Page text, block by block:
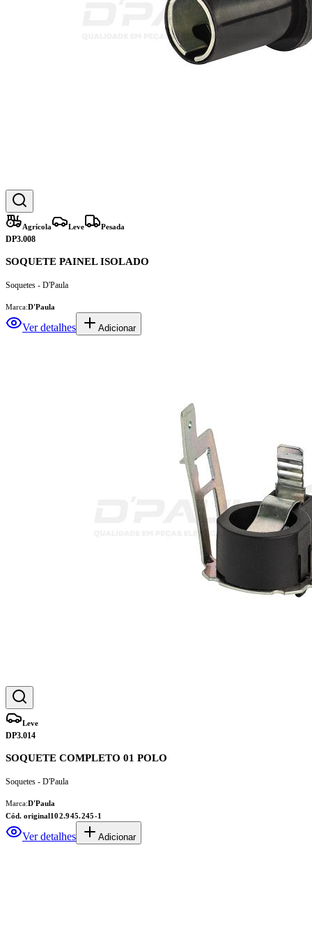
Agrícola Leve Pesada
DP3.008
SOQUETE PAINEL ISOLADO
Soquetes - D'Paula
Marca:D'Paula
Ver detalhes Adicionar
Leve
DP3.014
SOQUETE COMPLETO 01 POLO
Soquetes - D'Paula
Marca:D'Paula
Cód. original102.945.245-1
Ver detalhes Adicionar